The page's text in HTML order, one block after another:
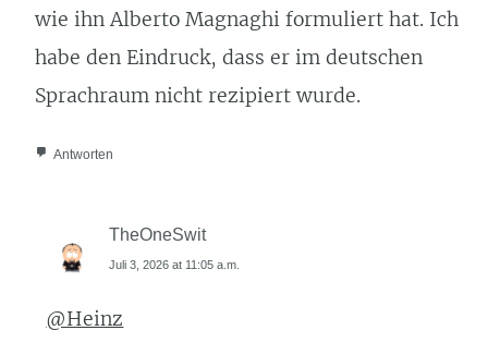
wie ihn Alberto Magnaghi formuliert hat. Ich
habe den Eindruck, dass er im deutschen
Sprachraum nicht rezipiert wurde.
Antworten
TheOneSwit
Juli 3, 2026 at 11:05 a.m.
@Heinz